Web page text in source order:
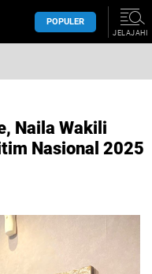
POPULER
JELAJAHI
Naila Wakili
Nasional 2025